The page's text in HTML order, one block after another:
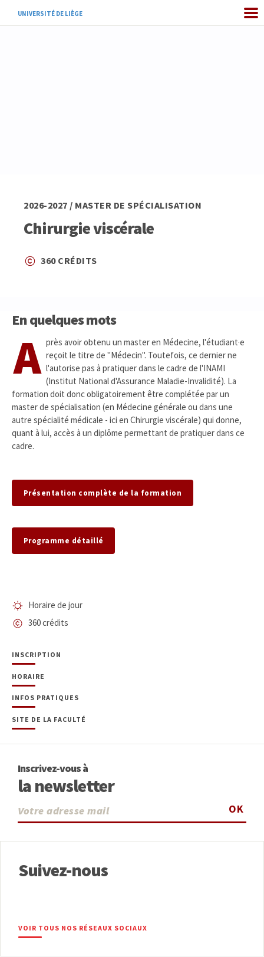
UNIVERSITÉ DE LIÈGE
2026-2027 / MASTER DE SPÉCIALISATION
Chirurgie viscérale
360 CRÉDITS
En quelques mots
A près avoir obtenu un master en Médecine, l'étudiant·e
reçoit le titre de "Médecin". Toutefois, ce dernier ne
l'autorise pas à pratiquer dans le cadre de l'INAMI
(Institut National d'Assurance Maladie-Invalidité). La
formation doit donc obligatoirement être complétée par un
master de spécialisation (en Médecine générale ou dans une
autre spécialité médicale - ici en Chirurgie viscérale) qui donne,
quant à lui, accès à un diplôme permettant de pratiquer dans ce
cadre.
Présentation complète de la formation
Programme détaillé
Horaire de jour
360 crédits
INSCRIPTION
HORAIRE
INFOS PRATIQUES
SITE DE LA FACULTÉ
Inscrivez-vous à
la newsletter
OK
Suivez-nous
VOIR TOUS NOS RÉSEAUX SOCIAUX